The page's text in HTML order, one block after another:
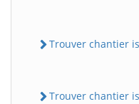
Trouver chantier
Trouver chantier